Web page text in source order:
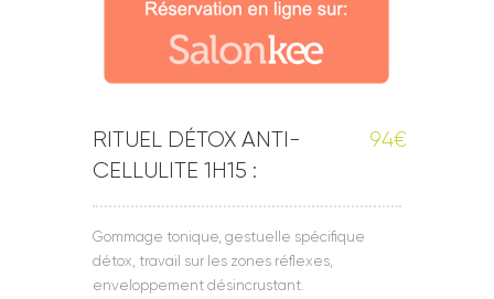
RITUEL DÉTOX ANTI-
CELLULITE 1H15 :
94€
Gommage tonique, gestuelle spécifique
détox, travail sur les zones réflexes,
enveloppement désincrustant.